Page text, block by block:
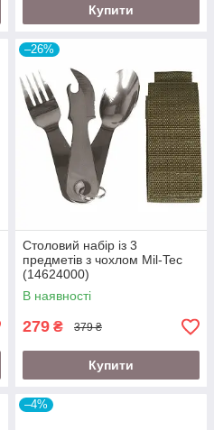
Купити
–26%
Столовий набір із 3
предметів з чохлом Mil-Tec
(14624000)
В наявності
279 ₴ 379 ₴
Купити
–4%